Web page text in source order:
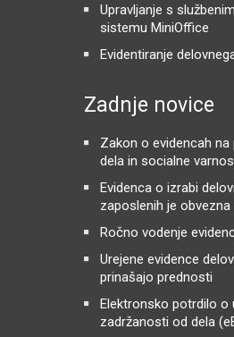
Upravljanje s
sistemu MiniOffice
Evidentiranje
Zadnje novice
Zakon o evidencah na
dela in socialne
Evidenca o izrabi
zaposlenih je obvezna
Ročno vodenje
Urejene evidence
prinašajo prednosti
Elektronsko potrdilo o
zadržanosti od dela